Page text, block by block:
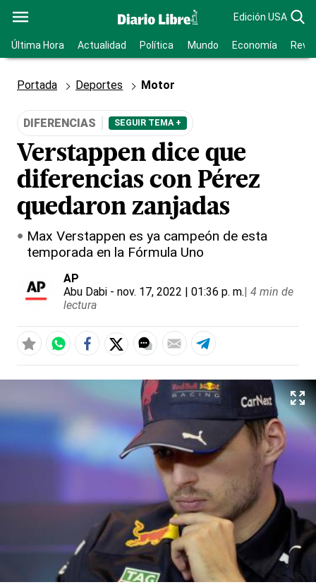
Edición USA
Última Hora Actualidad Política Mundo Economía
Portada Deportes Motor
DIFERENCIAS SEGUIR TEMA +
Verstappen dice que
diferencias con Pérez
quedaron zanjadas
Max Verstappen es ya campeón de esta
temporada en la Fórmula Uno
AP
Abu Dabi - nov. 17, 2022 | 01:36 p. m.| 4 min de
lectura